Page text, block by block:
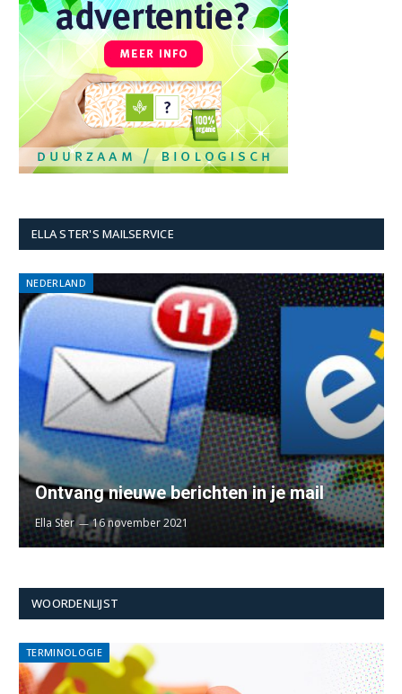
ELLA STER'S MAILSERVICE
NEDERLAND
Ontvang nieuwe berichten in je mail
Ella Ster 16 november 2021
WOORDENLIJST
TERMINOLOGIE